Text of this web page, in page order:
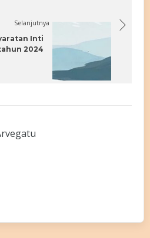
Selanjutnya
Inti
2024